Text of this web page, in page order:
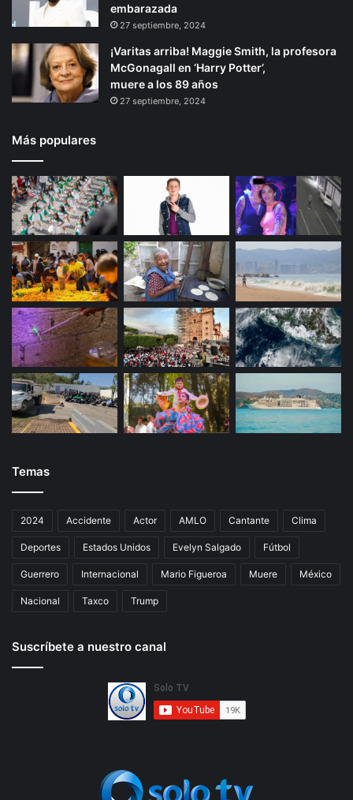
embarazada
27 septiembre, 2024
¡Varitas arriba! Maggie Smith, la profesora
McGonagall en ‘Harry Potter’,
muere a los 89 años
27 septiembre, 2024
Más populares
Temas
2024 Accidente Actor AMLO Cantante Clima
Deportes Estados Unidos Evelyn Salgado Fútbol
Guerrero Internacional Mario Figueroa Muere México
Nacional Taxco Trump
Suscríbete a nuestro canal